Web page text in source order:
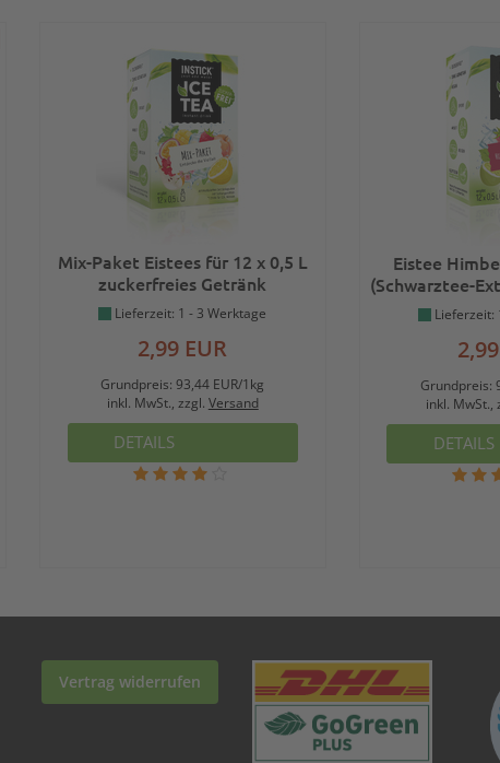
Mix-Paket Eistees für 12 x 0,5 L
zuckerfreies Getränk
Lieferzeit: 1 - 3 Werktage
2,99 EUR
Grundpreis:93,44 EUR/1kg
inkl. MwSt., zzgl. Versand
DETAILS
Eistee
(Schwarztee-
L Lieferzeit:
Grundpreis:
inkl. MwSt.,
DETAILS
Vertrag widerrufen